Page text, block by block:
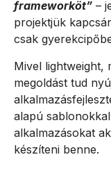
frameworköt” –
projektjük
csak
Mivel lightweight,
megoldást tud
alapú
alkalmazásokat
készíteni benne.